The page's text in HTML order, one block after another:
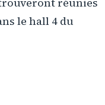
le hall 4 du